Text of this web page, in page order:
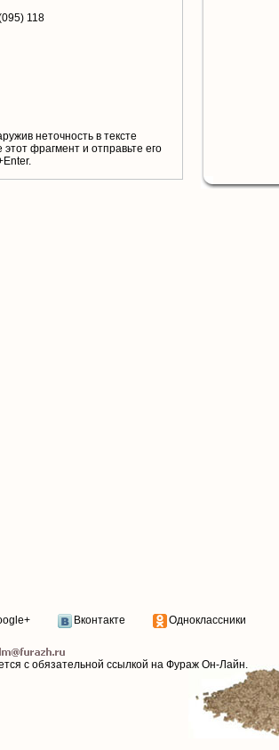
118
неточность в тексте
фрагмент и отправьте его
Вконтакте Одноклассники
с обязательной ссылкой на Фураж Он-Лайн.